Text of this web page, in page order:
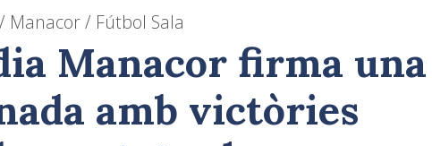
Manacor / Fútbol Sala
Manacor firma una
amb victòries